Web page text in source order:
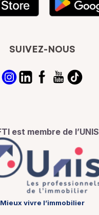
SUIVEZ-NOUS
est membre de l’UNIS
Mieux vivre l’immobilier